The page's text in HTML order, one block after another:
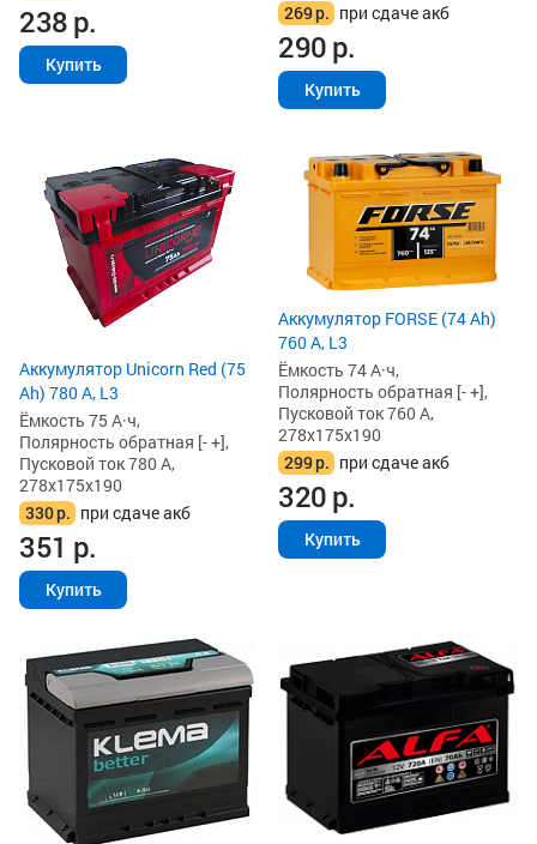
238р.
Купить
269р. при сдаче акб
290р.
Купить
Аккумулятор Unicorn Red (75
Ah) 780 А, L3
Ёмкость 75 А·ч,
Полярность обратная [- +],
Пусковой ток 780 А,
278x175x190
330р. при сдаче акб
351 р.
Купить
Аккумулятор FORSE (74 Ah)
760 А, L3
Ёмкость 74 А·ч,
Полярность обратная [- +],
Пусковой ток 760 А,
278x175x190
299р. при сдаче акб
320р.
Купить